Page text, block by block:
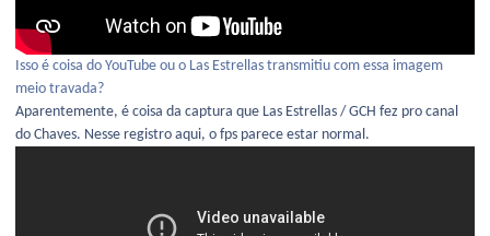
Isso é coisa do YouTube ou o Las Estrellas transmitiu com essa imagem
meio travada?
Aparentemente, é coisa da captura que Las Estrellas / GCH fez pro canal
do Chaves. Nesse registro aqui, o fps parece estar normal.